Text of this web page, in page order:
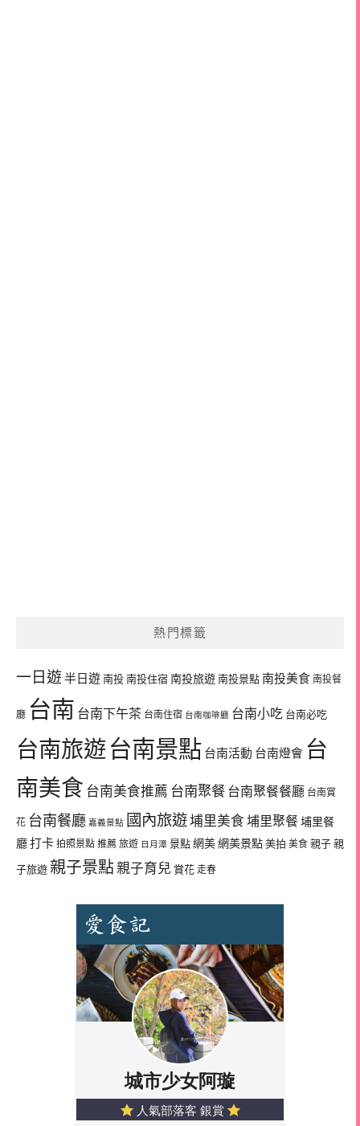
熱門標籤
一日遊半日遊 南投 南投住宿 南投旅遊 南投景點 南投美食 南投餐
廳 台南 台南下午茶 台南住宿 台南咖啡廳 台南小吃 台南必吃
台南旅遊 台南景點 台南活動 台南燈會 台
南美食 台南美食推薦 台南聚餐 台南聚餐餐廳 台南賞
花 台南餐廳 嘉義景點 國內旅遊埔里美食 埔里聚餐埔里餐
廳打卡 拍照景點 推薦 旅遊 日月潭 景點 網美網美景點 美拍 美食 親子 親
子旅遊 親子景點親子育兒 賞花 走春